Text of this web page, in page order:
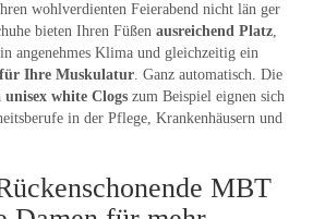
wohlverdienten Feierabend nicht län ger
bieten Ihren Füßen ausreichend Platz,
angenehmes Klima und gleichzeitig ein
für Ihre Muskulatur. Ganz automatisch. Die
unisex white Clogs zum Beispiel eignen sich
in der Pflege, Krankenhäusern und
MBT